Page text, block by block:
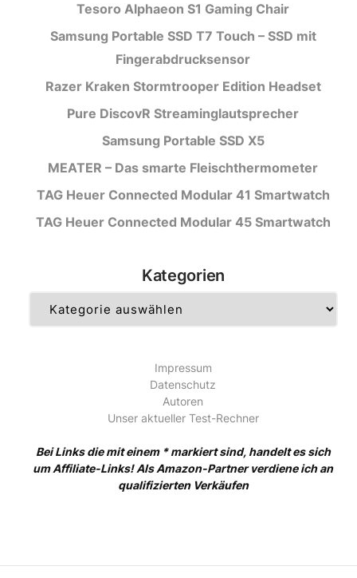
Tesoro Alphaeon S1 Gaming Chair
Samsung Portable SSD T7 Touch – SSD mit
Fingerabdrucksensor
Razer Kraken Stormtrooper Edition Headset
Pure DiscovR Streaminglautsprecher
Samsung Portable SSD X5
MEATER – Das smarte Fleischthermometer
TAG Heuer Connected Modular 41 Smartwatch
TAG Heuer Connected Modular 45 Smartwatch
Kategorien
Impressum
Datenschutz
Autoren
Unser aktueller Test-Rechner
Bei Links die mit einem * markiert sind, handelt es sich
um Affiliate-Links! Als Amazon-Partner verdiene ich an
qualifizierten Verkäufen